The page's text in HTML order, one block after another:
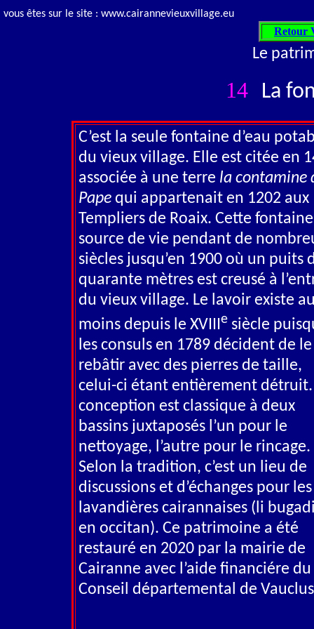
vous êtes sur le site : www.cairannevieuxvillage.eu
Retour
Le
14 La
C’est la seule fontaine d’eau
du vieux village. Elle est citée en
associée à une terre la contamine
Pape qui appartenait en 1202 aux
Templiers de Roaix. Cette
source de vie pendant de
siècles jusqu’en 1900 où un puits
quarante mètres est creusé à
du vieux village. Le lavoir existe
moins depuis le XVIIIe siècle
les consuls en 1789 décident de le
rebâtir avec des pierres de taille,
celui-ci étant entièrement détruit.
conception est classique à deux
bassins juxtaposés l’un pour le
nettoyage, l’autre pour le rincage.
Selon la tradition, c’est un lieu de
discussions et d’échanges pour les
lavandières cairannaises (li
en occitan). Ce patrimoine a été
restauré en 2020 par la mairie de
Cairanne avec l’aide financiére du
Conseil départemental de